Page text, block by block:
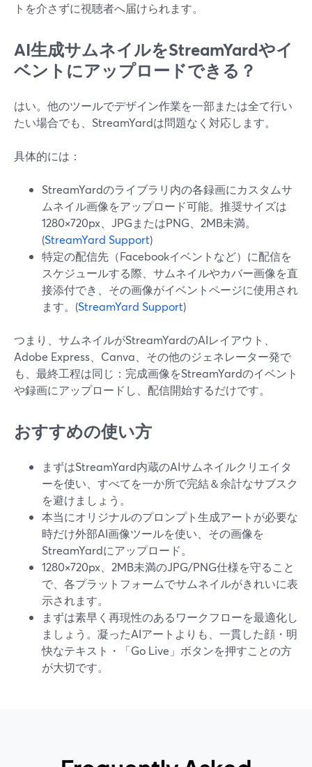
トを介さずに視聴者へ届けられます。
AI生成サムネイルをStreamYardやイ
ベントにアップロードできる？
はい。他のツールでデザイン作業を一部または全て行い
たい場合でも、StreamYardは問題なく対応します。
具体的には：
StreamYardのライブラリ内の各録画にカスタムサ
ムネイル画像をアップロード可能。推奨サイズは
1280×720px、JPGまたはPNG、2MB未満。
(StreamYard Support)
特定の配信先（Facebookイベントなど）に配信を
スケジュールする際、サムネイルやカバー画像を直
接添付でき、その画像がイベントページに使用され
ます。(StreamYard Support)
つまり、サムネイルがStreamYardのAIレイアウト、
Adobe Express、Canva、その他のジェネレーター発で
も、最終工程は同じ：完成画像をStreamYardのイベント
や録画にアップロードし、配信開始するだけです。
おすすめの使い方
まずはStreamYard内蔵のAIサムネイルクリエイタ
ーを使い、すべてを一か所で完結＆余計なサブスク
を避けましょう。
本当にオリジナルのプロンプト生成アートが必要な
時だけ外部AI画像ツールを使い、その画像を
StreamYardにアップロード。
1280×720px、2MB未満のJPG/PNG仕様を守ること
で、各プラットフォームでサムネイルがきれいに表
示されます。
まずは素早く再現性のあるワークフローを最適化し
ましょう。凝ったAIアートよりも、一貫した顔・明
快なテキスト・「Go Live」ボタンを押すことの方
が大切です。